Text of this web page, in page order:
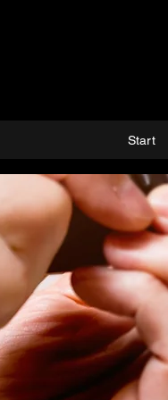
Start